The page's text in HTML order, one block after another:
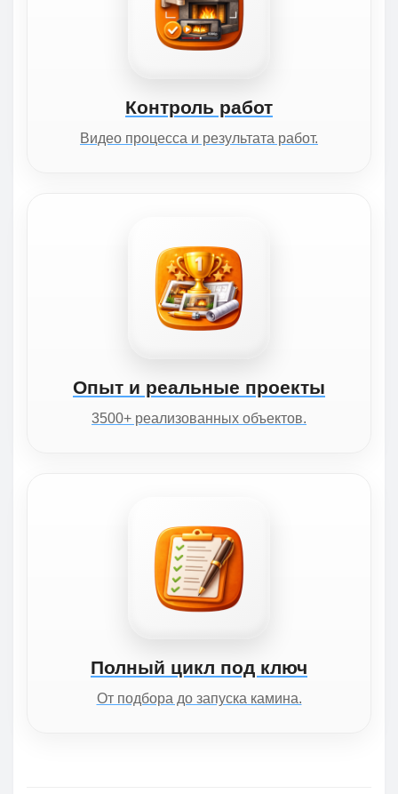
Контроль работ
Видео процесса и результата работ.
Опыт и реальные проекты
3500+ реализованных объектов.
Полный цикл под ключ
От подбора до запуска камина.